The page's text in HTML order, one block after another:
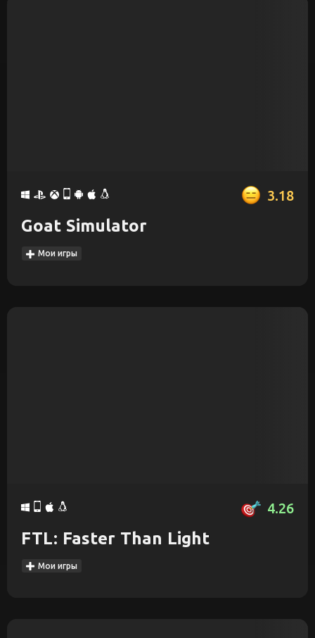
3.18
Goat Simulator
Мои игры
4.26
FTL: Faster Than Light
Мои игры